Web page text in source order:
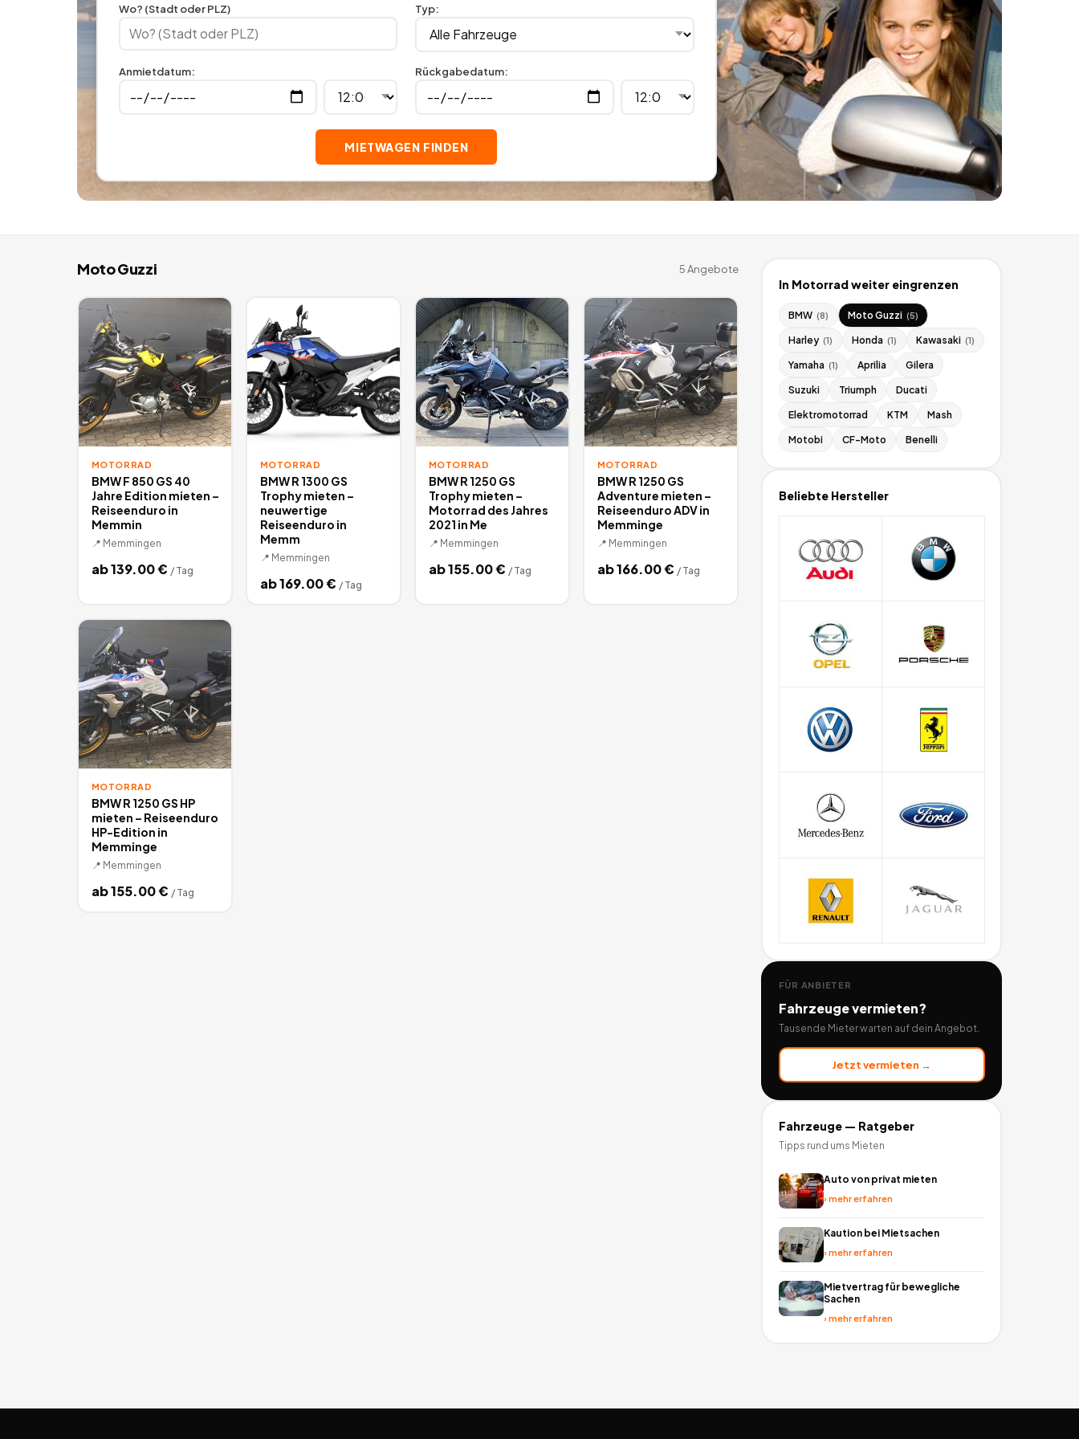
Wo? (Stadt oder PLZ) Typ:
Anmietdatum: Rückgabedatum:
MIETWAGEN FINDEN
Moto Guzzi 5Angebote
MOTORRAD
BMW F 850 GS 40
Jahre Edition mieten –
Reiseenduro in
Memmin
📍 Memmingen
ab139.00€ / Tag
MOTORRAD
BMW R 1300 GS
Trophy mieten –
neuwertige
Reiseenduro in
Memm
📍 Memmingen
ab169.00€ / Tag
MOTORRAD
BMW R 1250 GS
Trophy mieten –
Motorrad des Jahres
2021 in Me
📍 Memmingen
ab155.00€ / Tag
MOTORRAD
BMW R 1250 GS
Adventure mieten –
Reiseenduro ADV in
Memminge
📍 Memmingen
ab166.00€ / Tag
MOTORRAD
BMW R 1250 GS HP
mieten – Reiseenduro
HP-Edition in
Memminge
📍 Memmingen
ab155.00€ / Tag
In Motorradweiter eingrenzen
BMW (8) Moto Guzzi (5)
Harley (1) Honda (1) Kawasaki (1)
Yamaha (1) Aprilia Gilera
Suzuki Triumph Ducati
Elektromotorrad KTM Mash
Motobi CF-Moto Benelli
Beliebte Hersteller
FÜR ANBIETER
Fahrzeugevermieten?
Tausende Mieter warten auf dein Angebot.
Jetzt vermieten →
Fahrzeuge— Ratgeber
Tipps rund ums Mieten
Auto von privat mieten
›mehr erfahren
Kaution bei Mietsachen
›mehr erfahren
Mietvertrag für bewegliche
Sachen
›mehr erfahren